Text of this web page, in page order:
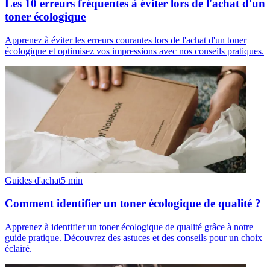
Les 10 erreurs fréquentes à éviter lors de l'achat d'un
toner écologique
Apprenez à éviter les erreurs courantes lors de l'achat d'un toner
écologique et optimisez vos impressions avec nos conseils pratiques.
Guides d'achat5 min
Comment identifier un toner écologique de qualité ?
Apprenez à identifier un toner écologique de qualité grâce à notre
guide pratique. Découvrez des astuces et des conseils pour un choix
éclairé.